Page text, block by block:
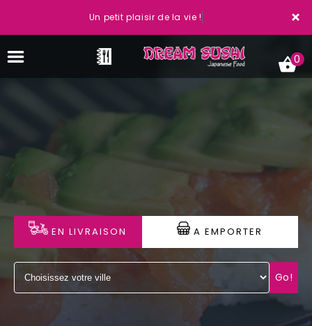
×
Un petit plaisir de la vie !
ACCUEIL
LA CARTE
VOTRE COMPTE
NOTRE RESTAURANT
VOS AVIS
0
EN LIVRAISON A EMPORTER
Go!